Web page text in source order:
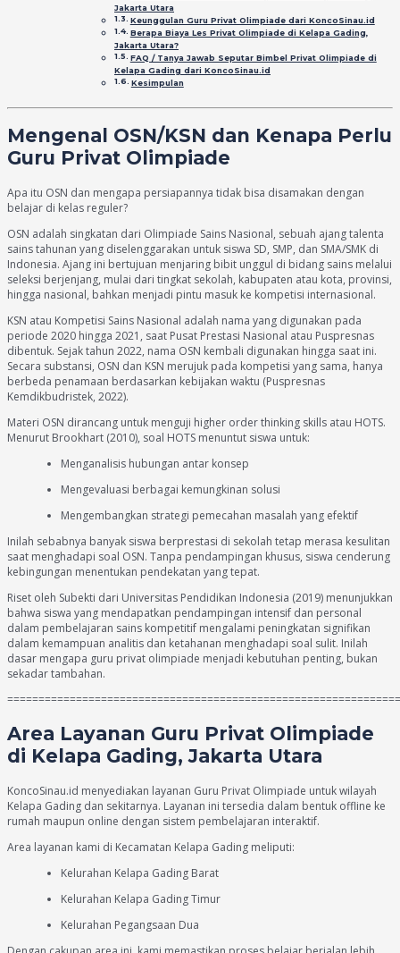
Jakarta Utara
Keunggulan Guru Privat Olimpiade dari KoncoSinau.id
Berapa Biaya Les Privat Olimpiade di Kelapa Gading,
Jakarta Utara?
FAQ / Tanya Jawab Seputar Bimbel Privat Olimpiade di
Kelapa Gading dari KoncoSinau.id
Kesimpulan
Mengenal OSN/KSN dan Kenapa Perlu
Guru Privat Olimpiade
Apa itu OSN dan mengapa persiapannya tidak bisa disamakan dengan
belajar di kelas reguler?
OSN adalah singkatan dari Olimpiade Sains Nasional, sebuah ajang talenta
sains tahunan yang diselenggarakan untuk siswa SD, SMP, dan SMA/SMK di
Indonesia. Ajang ini bertujuan menjaring bibit unggul di bidang sains melalui
seleksi berjenjang, mulai dari tingkat sekolah, kabupaten atau kota, provinsi,
hingga nasional, bahkan menjadi pintu masuk ke kompetisi internasional.
KSN atau Kompetisi Sains Nasional adalah nama yang digunakan pada
periode 2020 hingga 2021, saat Pusat Prestasi Nasional atau Puspresnas
dibentuk. Sejak tahun 2022, nama OSN kembali digunakan hingga saat ini.
Secara substansi, OSN dan KSN merujuk pada kompetisi yang sama, hanya
berbeda penamaan berdasarkan kebijakan waktu (Puspresnas
Kemdikbudristek, 2022).
Materi OSN dirancang untuk menguji higher order thinking skills atau HOTS.
Menurut Brookhart (2010), soal HOTS menuntut siswa untuk:
Menganalisis hubungan antar konsep
Mengevaluasi berbagai kemungkinan solusi
Mengembangkan strategi pemecahan masalah yang efektif
Inilah sebabnya banyak siswa berprestasi di sekolah tetap merasa kesulitan
saat menghadapi soal OSN. Tanpa pendampingan khusus, siswa cenderung
kebingungan menentukan pendekatan yang tepat.
Riset oleh Subekti dari Universitas Pendidikan Indonesia (2019) menunjukkan
bahwa siswa yang mendapatkan pendampingan intensif dan personal
dalam pembelajaran sains kompetitif mengalami peningkatan signifikan
dalam kemampuan analitis dan ketahanan menghadapi soal sulit. Inilah
dasar mengapa guru privat olimpiade menjadi kebutuhan penting, bukan
sekadar tambahan.
Area Layanan Guru Privat Olimpiade
di Kelapa Gading, Jakarta Utara
KoncoSinau.id menyediakan layanan Guru Privat Olimpiade untuk wilayah
Kelapa Gading dan sekitarnya. Layanan ini tersedia dalam bentuk offline ke
rumah maupun online dengan sistem pembelajaran interaktif.
Area layanan kami di Kecamatan Kelapa Gading meliputi:
Kelurahan Kelapa Gading Barat
Kelurahan Kelapa Gading Timur
Kelurahan Pegangsaan Dua